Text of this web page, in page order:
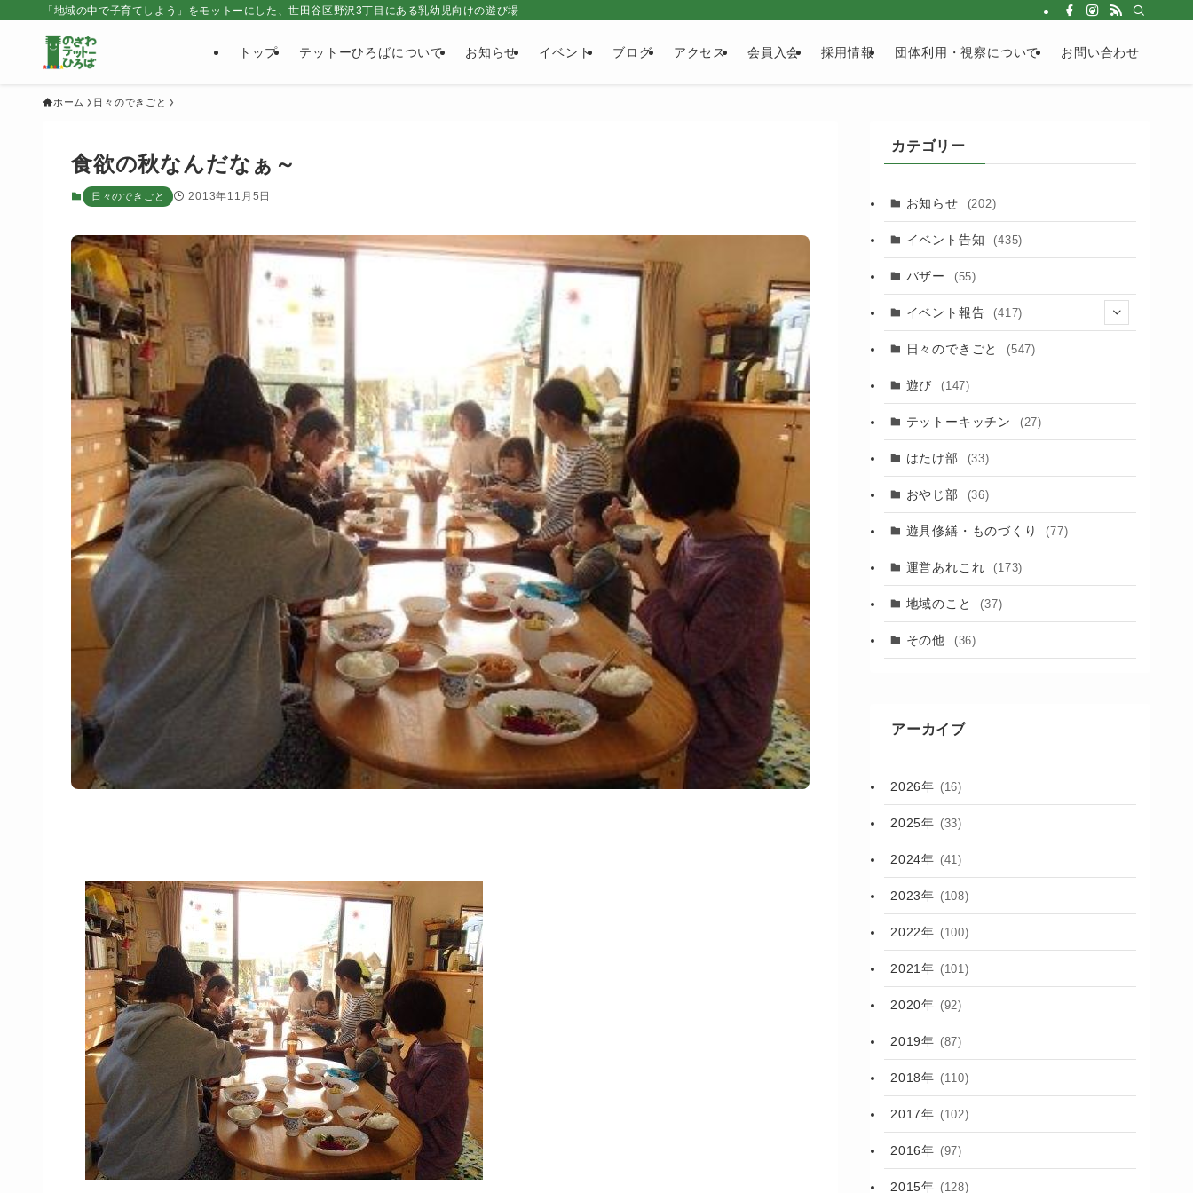
「地域の中で子育てしよう」をモットーにした、世田谷区野沢3丁目にある乳幼児向けの遊び場
トップ テットーひろばについて お知らせ イベント ブログ アクセス 会員入会 採用情報 団体利用・視察について お問い合わせ
ホーム 日々のできごと
食欲の秋なんだなぁ～
日々のできごと 2013年11月5日
カテゴリー
お知らせ (202)
イベント告知 (435)
バザー (55)
イベント報告 (417)
(2)
(88)
日々のできごと (547)
遊び (147)
テットーキッチン (27)
はたけ部 (33)
おやじ部 (36)
遊具修繕・ものづくり (77)
運営あれこれ (173)
地域のこと (37)
その他 (36)
アーカイブ
2026年 (16)
2025年 (33)
2024年 (41)
2023年 (108)
2022年 (100)
2021年 (101)
2020年 (92)
2019年 (87)
2018年 (110)
2017年 (102)
2016年 (97)
2015年 (128)